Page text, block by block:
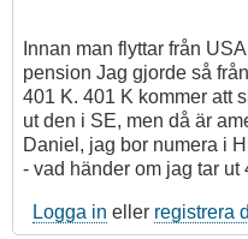
Innan man flyttar från
pension Jag gjorde så
401 K. 401 K kommer att
ut den i SE, men då är
Daniel, jag bor numera i
- vad händer om jag tar
Logga in eller registrera